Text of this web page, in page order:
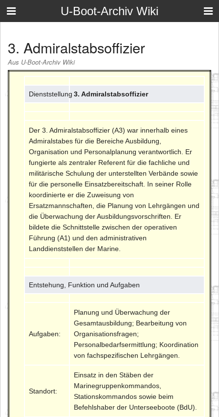
U-Boot-Archiv Wiki
3. Admiralstabsoffizier
Aus U-Boot-Archiv Wiki
Dienststellung 3. Admiralstabsoffizier
Der 3. Admiralstabsoffizier (A3) war innerhalb eines
Admiralstabes für die Bereiche Ausbildung,
Organisation und Personalplanung verantwortlich. Er
fungierte als zentraler Referent für die fachliche und
militärische Schulung der unterstellten Verbände sowie
für die personelle Einsatzbereitschaft. In seiner Rolle
koordinierte er die Zuweisung von
Ersatzmannschaften, die Planung von Lehrgängen und
die Überwachung der Ausbildungsvorschriften. Er
bildete die Schnittstelle zwischen der operativen
Führung (A1) und den administrativen
Landdienststellen der Marine.
Entstehung, Funktion und Aufgaben
Aufgaben:
Planung und Überwachung der
Gesamtausbildung; Bearbeitung von
Organisationsfragen;
Personalbedarfsermittlung; Koordination
von fachspezifischen Lehrgängen.
Standort:
Einsatz in den Stäben der
Marinegruppenkommandos,
Stationskommandos sowie beim
Befehlshaber der Unterseeboote (BdU).